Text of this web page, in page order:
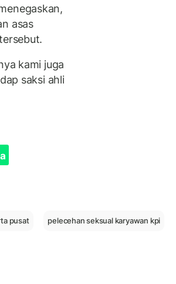
asas
kami juga
saksi ahli
pusat pelecehan seksual karyawan kpi